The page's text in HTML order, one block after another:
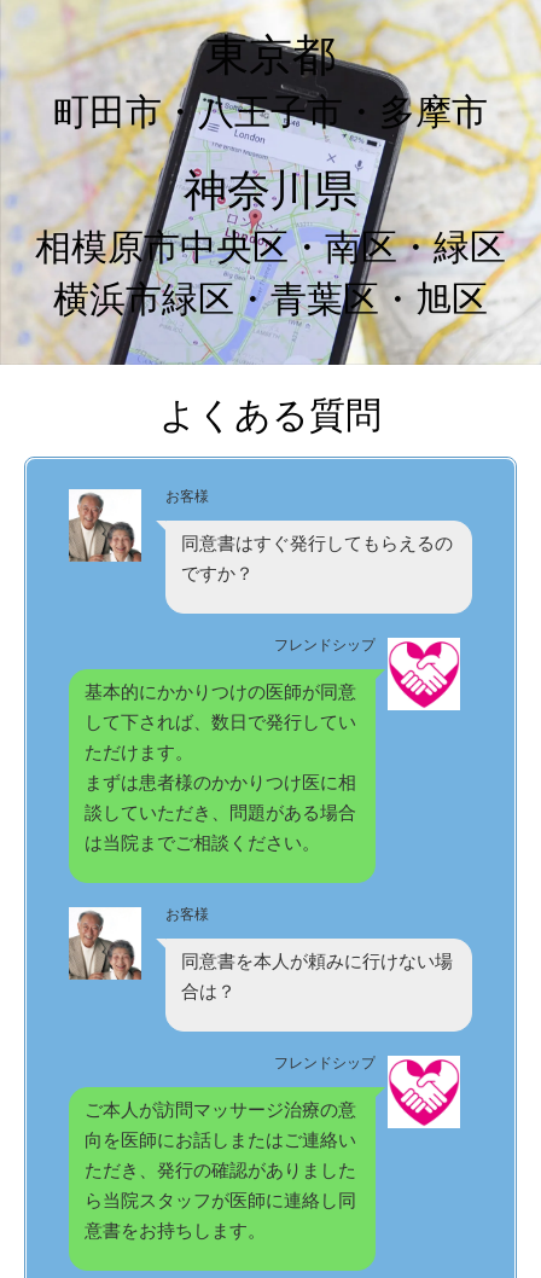
東京都
町田市・八王子市・多摩市
神奈川県
相模原市中央区・南区・緑区
横浜市緑区・青葉区・旭区
よくある質問
お客様
同意書はすぐ発行してもらえるの
ですか？
フレンドシップ
基本的にかかりつけの医師が同意
して下されば、数日で発行してい
ただけます。
まずは患者様のかかりつけ医に相
談していただき、問題がある場合
は当院までご相談ください。
お客様
同意書を本人が頼みに行けない場
合は？
フレンドシップ
ご本人が訪問マッサージ治療の意
向を医師にお話しまたはご連絡い
ただき、発行の確認がありました
ら当院スタッフが医師に連絡し同
意書をお持ちします。